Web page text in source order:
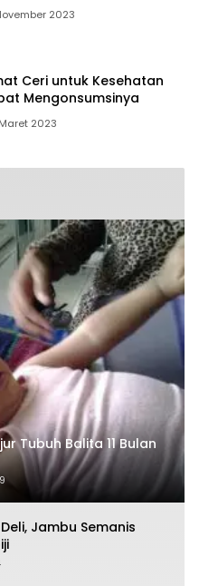
2023
Ceri untuk Kesehatan
Mengonsumsinya
2023
Tubuh Balita 11 Bulan
Jambu Semanis